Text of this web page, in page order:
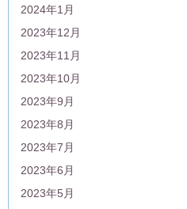
2024年1月
2023年12月
2023年11月
2023年10月
2023年9月
2023年8月
2023年7月
2023年6月
2023年5月